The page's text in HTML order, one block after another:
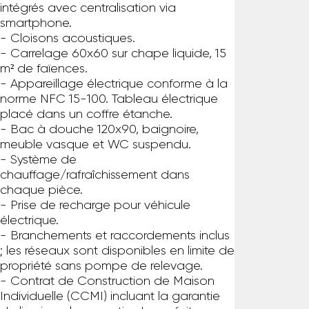
intégrés avec centralisation via
smartphone.
- Cloisons acoustiques.
- Carrelage 60x60 sur chape liquide, 15
m² de faïences.
- Appareillage électrique conforme à la
norme NFC 15-100. Tableau électrique
placé dans un coffre étanche.
- Bac à douche 120x90, baignoire,
meuble vasque et WC suspendu.
- Système de
chauffage/rafraîchissement dans
chaque pièce.
- Prise de recharge pour véhicule
électrique.
- Branchements et raccordements inclus
; les réseaux sont disponibles en limite de
propriété sans pompe de relevage.
- Contrat de Construction de Maison
Individuelle (CCMI) incluant la garantie